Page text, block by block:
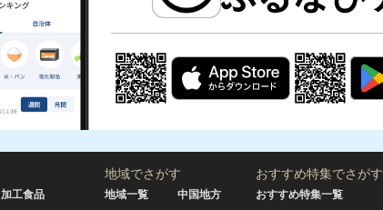
加工食品
地域でさがす
地域一覧
中国地方
おすすめ特集でさがす
おすすめ特集一覧